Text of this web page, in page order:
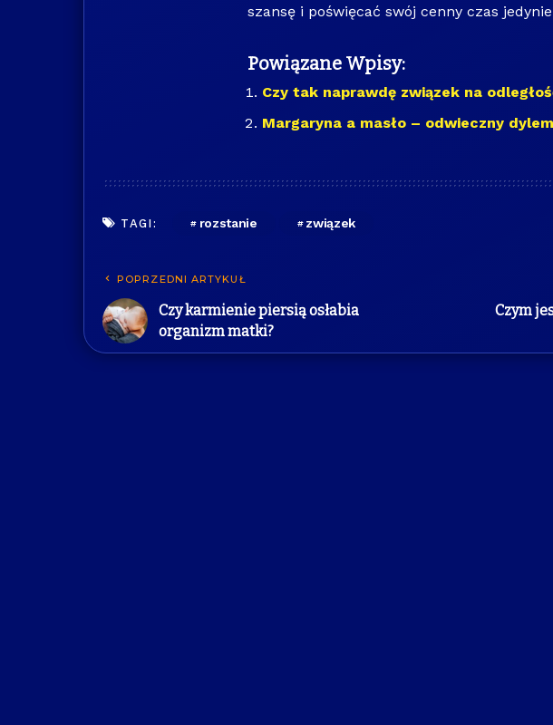
szansę i poświęcać swój cenny czas
Powiązane Wpisy:
Czy tak naprawdę związek na
Margaryna a masło – odwieczny
TAGI: rozstanie związek
POPRZEDNI ARTYKUŁ
Czy karmienie piersią osłabia
organizm matki?
Czym